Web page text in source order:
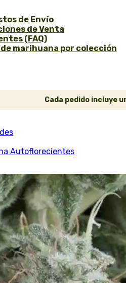
de Envío
de Venta
(FAQ)
marihuana por colección
Cada pedido incluye
Autoflorecientes